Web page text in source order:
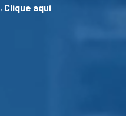
Clique aqui